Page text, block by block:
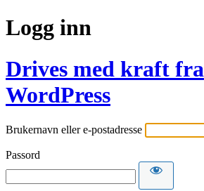
Logg inn
Drives med kraft fra
WordPress
Brukernavn eller e-postadresse
Passord